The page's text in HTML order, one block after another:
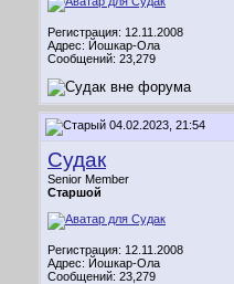
Регистрация: 12.11.2008
Адрес: Йошкар-Ола
Сообщений: 23,279
04.02.2023, 21:54
Судак
Senior Member
Старшой
Регистрация: 12.11.2008
Адрес: Йошкар-Ола
Сообщений: 23,279